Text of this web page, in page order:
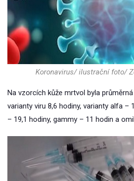
Koronavirus/ ilustrační foto/
Na vzorcích kůže mrtvol byla
varianty viru 8,6 hodiny, varianty alfa –
– 19,1 hodiny, gammy – 11 hodin a